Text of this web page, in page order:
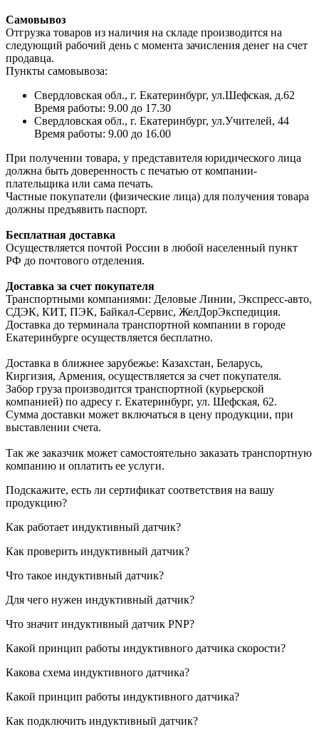
Самовывоз
Отгрузка товаров из наличия на складе производится на
следующий рабочий день с момента зачисления денег на счет
продавца.
Пункты самовывоза:
Свердловская обл., г. Екатеринбург, ул.Шефская, д.62
Время работы: 9.00 до 17.30
Свердловская обл., г. Екатеринбург, ул.Учителей, 44
Время работы: 9.00 до 16.00
При получении товара, у представителя юридического лица
должна быть доверенность с печатью от компании-
плательщика или сама печать.
Частные покупатели (физические лица) для получения товара
должны предъявить паспорт.
Бесплатная доставка
Осуществляется почтой России в любой населенный пункт
РФ до почтового отделения.
Доставка за счет покупателя
Транспортными компаниями: Деловые Линии, Экспресс-авто,
СДЭК, КИТ, ПЭК, Байкал-Сервис, ЖелДорЭкспедиция.
Доставка до терминала транспортной компании в городе
Екатеринбурге осуществляется бесплатно.
Доставка в ближнее зарубежье: Казахстан, Беларусь,
Киргизия, Армения, осуществляется за счет покупателя.
Забор груза производится транспортной (курьерской
компанией) по адресу г. Екатеринбург, ул. Шефская, 62.
Сумма доставки может включаться в цену продукции, при
выставлении счета.
Так же заказчик может самостоятельно заказать транспортную
компанию и оплатить ее услуги.
Подскажите, есть ли сертификат соответствия на вашу
продукцию?
Как работает индуктивный датчик?
Как проверить индуктивный датчик?
Что такое индуктивный датчик?
Для чего нужен индуктивный датчик?
Что значит индуктивный датчик PNP?
Какой принцип работы индуктивного датчика скорости?
Какова схема индуктивного датчика?
Какой принцип работы индуктивного датчика?
Как подключить индуктивный датчик?